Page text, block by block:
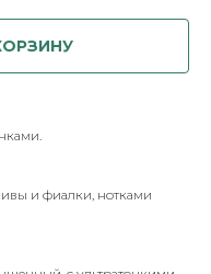
и фиалки, нотками